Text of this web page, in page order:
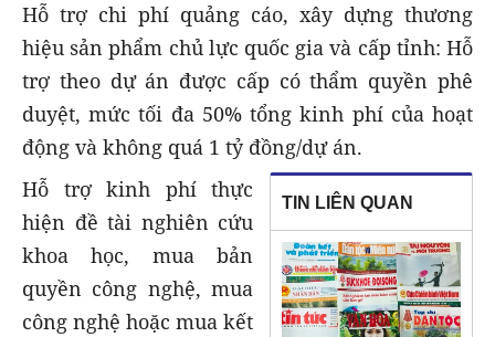
Hỗ trợ chi phí quảng cáo, xây dựng thương
hiệu sản phẩm chủ lực quốc gia và cấp tỉnh: Hỗ
trợ theo dự án được cấp có thẩm quyền phê
duyệt, mức tối đa 50% tổng kinh phí của hoạt
động và không quá 1 tỷ đồng/dự án.
TIN LIÊN QUAN
Hỗ trợ kinh phí thực
hiện đề tài nghiên cứu
khoa học, mua bản
quyền công nghệ, mua
công nghệ hoặc mua kết